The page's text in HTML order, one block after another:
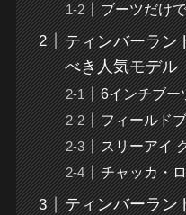
ブーツだけ
ティンバーラン
べき人気モデル
6インチブー
フィールド
スリーアイ
チャッカ・
ティンバーラン